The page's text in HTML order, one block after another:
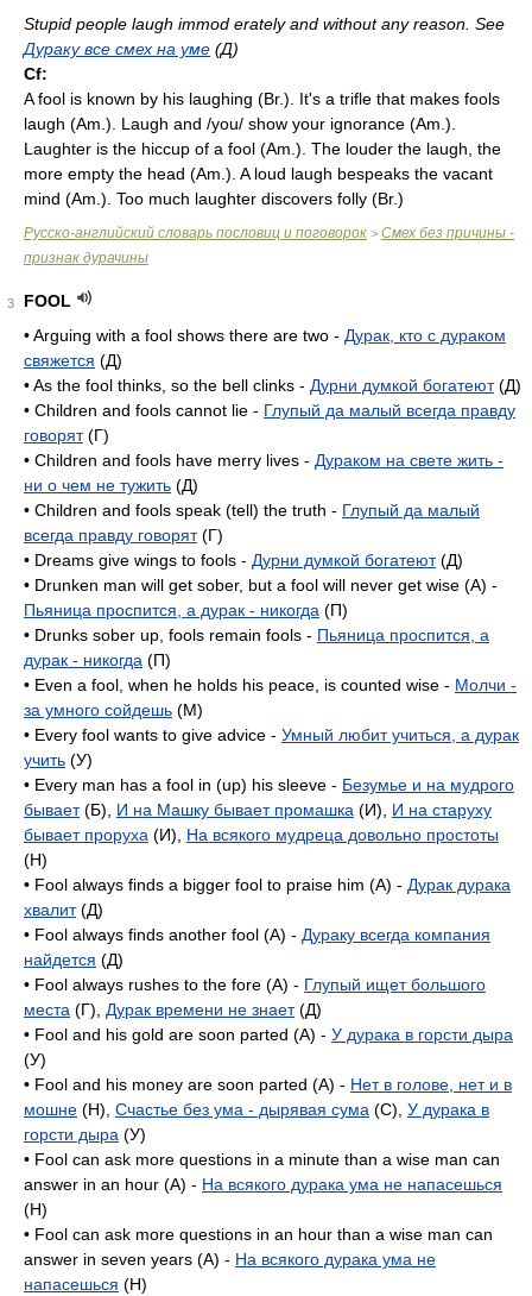
Stupid people laugh immod erately and without any reason. See
Дураку все смех на уме (Д)
Cf:
A fool is known by his laughing (Br.). It's a trifle that makes fools
laugh (Am. ). Laugh and /you/ show your ignorance (Am. ).
Laughter is the hiccup of a fool (Am. ). The louder the laugh, the
more empty the head (Am. ). A loud laugh bespeaks the vacant
mind (Am. ). Too much laughter discovers folly (Br.)
Русско-английский словарь пословиц и поговорок > Смех без причины -
признак дурачины
3
FOOL
• Arguing with a fool shows there are two - Дурак, кто с дураком
свяжется (Д)
• As the fool thinks, so the bell clinks - Дурни думкой богатеют(Д)
• Children and fools cannot lie - Глупый да малый всегда правду
говорят(Г)
• Children and fools have merry lives - Дураком на свете жить -
ни о чем не тужить (Д)
• Children and fools speak (tell) the truth - Глупый да малый
всегда правду говорят(Г)
• Dreams give wings to fools - Дурни думкой богатеют(Д)
• Drunken man will get sober, but a fool will never get wise (A) -
Пьяница проспится, а дурак - никогда (П)
• Drunks sober up, fools remain fools - Пьяница проспится, а
дурак - никогда (П)
• Even a fool, when he holds his peace, is counted wise - Молчи -
за умного сойдешь (M)
• Every fool wants to give advice - Умный любит учиться, а дурак
учить (У)
• Every man has a fool in (up) his sleeve - Безумье и на мудрого
бывает(Б), И на Машку бывает промашка (И), И на старуху
бывает проруха (И), На всякого мудреца довольно простоты
(H)
• Fool always finds a bigger fool to praise him (A) - Дурак дурака
хвалит(Д)
• Fool always finds another fool (А) - Дураку всегда компания
найдется (Д)
• Fool always rushes to the fore (А) - Глупый ищет большого
места (Г), Дурак времени не знает(Д)
• Fool and his gold are soon parted (A) - У дурака в горсти дыра
(У)
• Fool and his money are soon parted (A) - Нет в голове, нет и в
мошне (H), Счастье без ума - дырявая сума (C), У дурака в
горсти дыра (У)
• Fool can ask more questions in a minute than a wise man can
answer in an hour (A) - На всякого дурака ума не напасешься
(H)
• Fool can ask more questions in an hour than a wise man can
answer in seven years (A) - На всякого дурака ума не
напасешься (H)